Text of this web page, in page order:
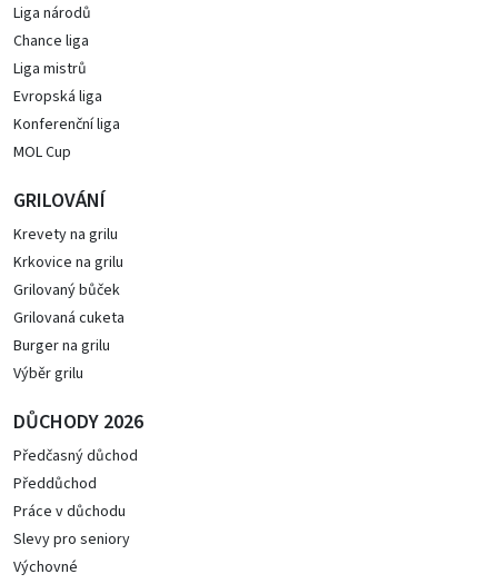
Liga národů
Chance liga
Liga mistrů
Evropská liga
Konferenční liga
MOL Cup
GRILOVÁNÍ
Krevety na grilu
Krkovice na grilu
Grilovaný bůček
Grilovaná cuketa
Burger na grilu
Výběr grilu
DŮCHODY 2026
Předčasný důchod
Předdůchod
Práce v důchodu
Slevy pro seniory
Výchovné